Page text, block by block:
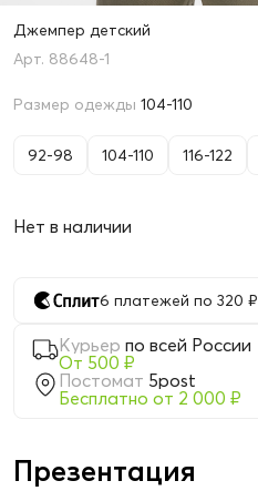
Джемпер детский
88648-1
Размер одежды 104-110
92-98 104-110 116-122
Нет в наличии
6 платежей по 320 ₽
Курьер по всей России
От 500 ₽
Постомат 5post
Бесплатно от 2 000 ₽
Презентация